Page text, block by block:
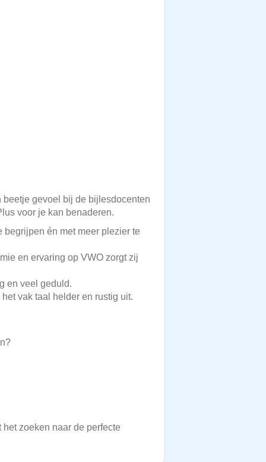
gevoel bij de bijlesdocenten
voor je kan benaderen.
begrijpen én met meer plezier te
en ervaring op VWO zorgt zij
en veel geduld.
vak taal helder en rustig uit.
zoeken naar de perfecte